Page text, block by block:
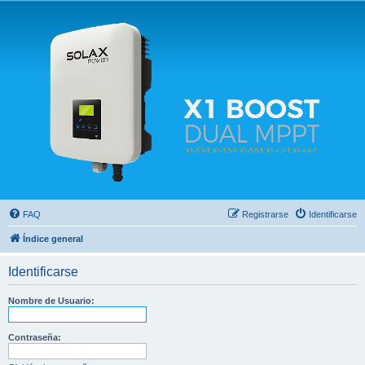
Solax FAQ
Lugar para intercambiar dudas sobre inversores solares Solax y temas relacionados.
FAQ Identificarse
Registrarse
Índice general
Identificarse
Nombre de Usuario:
Contraseña: